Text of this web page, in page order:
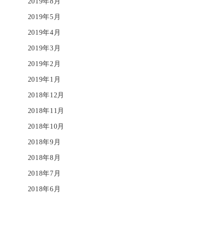
2019年5月
2019年4月
2019年3月
2019年2月
2019年1月
2018年12月
2018年11月
2018年10月
2018年9月
2018年8月
2018年7月
2018年6月